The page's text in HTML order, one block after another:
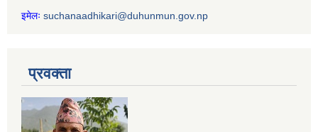
इमेलः suchanaadhikari@duhunmun.gov.np
प्रवक्ता